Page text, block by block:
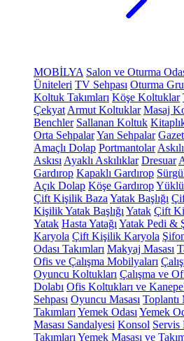
MOBİLYA Salon ve Oturma
Üniteleri TV Sehpası Oturma
Koltuk Takımları Köşe Koltuklar
Çekyat Armut Koltuklar Masaj
Benchler Sallanan Koltuk
Orta SehpalarYan Sehpalar
Amaçlı Dolap Portmantolar
Askısı Ayaklı Askılıklar Dresuar
Gardırop Kapaklı Gardırop
Açık Dolap Köşe Gardırop
Çift Kişilik Baza Yatak Başlığı
Kişilik Yatak Başlığı Yatak Çift
Yatak Hasta Yatağı Yatak Pedi &
Karyola Çift Kişilik Karyola
Odası Takımları Makyaj Masası
Ofis ve Çalışma Mobilyaları
Oyuncu Koltukları Çalışma ve
Dolabı Ofis Koltukları ve
Sehpası Oyuncu Masası Toplantı
Takımları Yemek Odası Yemek
Masası Sandalyesi Konsol Servis
Takımları Yemek Masası ve